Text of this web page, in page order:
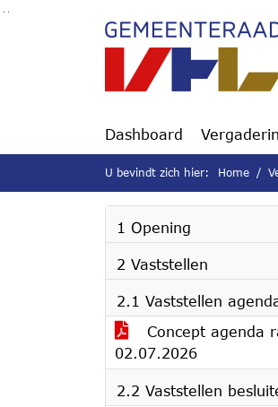
Ga naar de inhoud van deze pagina
Ga naar het zoeken
Ga naar het menu
Dashboard
U bevindt zich hier: Home
1 Opening
2 Vaststellen
2.1 Vaststellen
Concept agenda
02.07.2026
2.2 Vaststellen